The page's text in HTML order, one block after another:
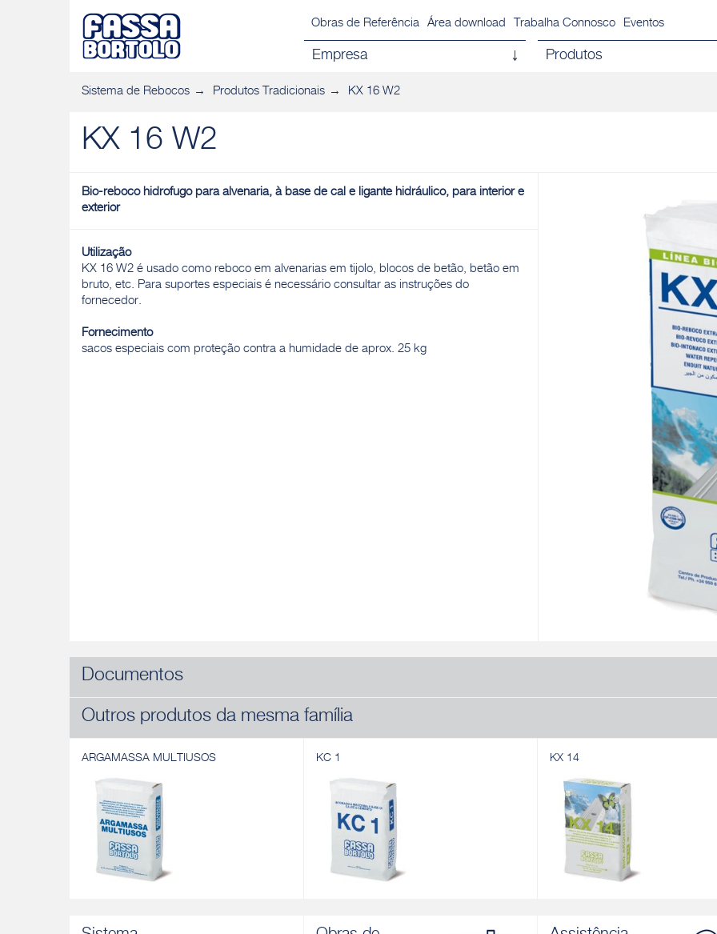
Obras de Referência Área download Trabalha Connosco Eventos
Empresa Produtos
Sistema de Rebocos Produtos Tradicionais KX 16 W2
KX 16 W2
Bio-reboco hidrofugo para alvenaria, à base de cal e ligante hidráulico, para interior e
exterior
Utilização
KX 16 W2 é usado como reboco em alvenarias em tijolo, blocos de betão, betão em
bruto, etc. Para suportes especiais é necessário consultar as instruções do
fornecedor.
Fornecimento
sacos especiais com proteção contra a humidade de aprox. 25 kg
Documentos
Outros produtos da mesma família
ARGAMASSA MULTIUSOS
Argamassa multiusos para revestimento e
KC 1
Reboco à base de cal e cimento, para
KX 14
Bio-reboco extra branco para